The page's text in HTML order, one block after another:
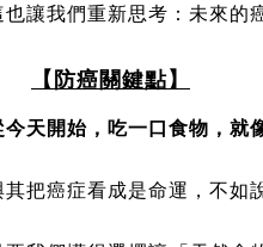
也讓我們重新思考：未來的
【防癌關鍵點】
今天開始，吃一口食物，就
其把癌症看成是命運，不如